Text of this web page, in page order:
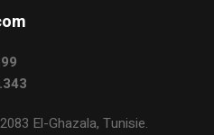
El-Ghazala, Tunisie.